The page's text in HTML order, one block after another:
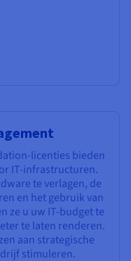
licenties bieden
IT-infrastructuren.
te verlagen, de
en het gebruik van
ze u uw IT-budget te
te laten renderen.
aan strategische
stimuleren.